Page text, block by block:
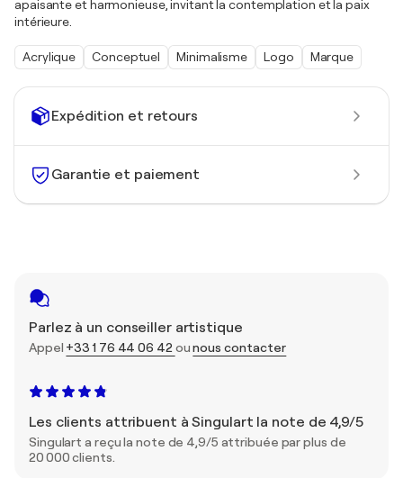
Expédition et retours
Garantie et paiement
Parlez à un conseiller artistique
Appel +33 1 76 44 06 42ounous contacter
Les clients attribuent à Singulart la note de 4,9/5
Singulart a reçu la note de 4,9/5 attribuée par plus de
20 000 clients.
apaisante et harmonieuse, invitant la contemplation et la paix
intérieure.
Acrylique Conceptuel Minimalisme Logo Marque